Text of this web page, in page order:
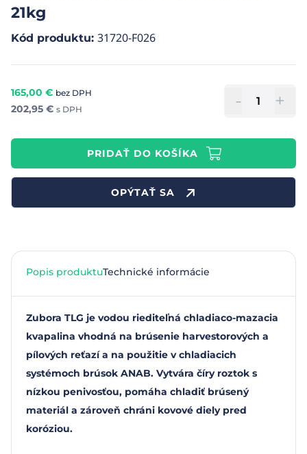
21kg
Kód produktu: 31720-F026
165,00 € bez DPH
202,95 € s DPH - +
PRIDAŤ DO KOŠÍKA
OPÝTAŤ SA
Popis produktuTechnické informácie
Zubora TLG je vodou riediteľná chladiaco-mazacia
kvapalina vhodná na brúsenie harvestorových a
pílových reťazí a na použitie v chladiacich
systémoch brúsok ANAB. Vytvára číry roztok s
nízkou penivosťou, pomáha chladiť brúsený
materiál a zároveň chráni kovové diely pred
koróziou.